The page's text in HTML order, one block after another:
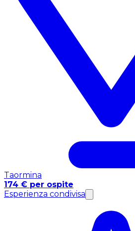
Taormina
174 € per ospite
Esperienza condivisa